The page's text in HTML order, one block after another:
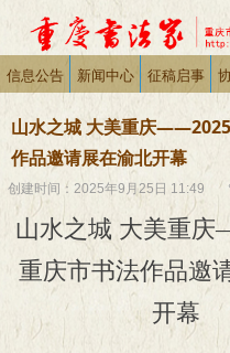
信息公告 新闻中心 征稿启事
山水之城 大美重庆
作品邀请展在渝北开幕
创建时间： 2025年9月25日 11:49
山水之城 大美重
重庆市书法作品邀
开幕